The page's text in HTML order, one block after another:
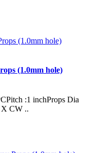
(1.0mm hole)
:1 inchProps Dia
X CW ..